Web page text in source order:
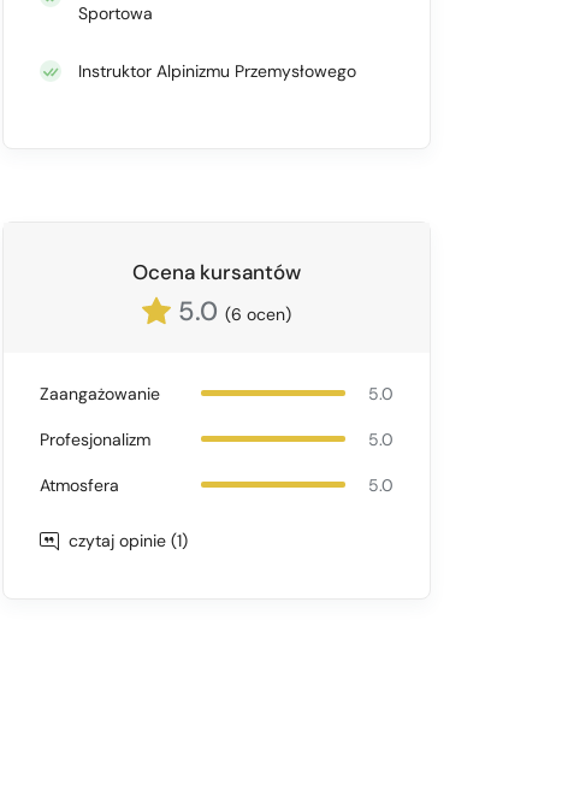
Sportowa
Instruktor Alpinizmu Przemysłowego
Ocena kursantów
5.0 (6 ocen)
Zaangażowanie 5.0
Profesjonalizm 5.0
Atmosfera 5.0
czytaj opinie (1)